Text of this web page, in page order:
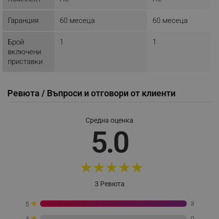
Гаранция 60 месеца 60 месеца
Брой
включени
приставки
1 1
Ревюта / Въпроси и отговори от клиенти
Средна оценка
5.0
★★★★★
3 Ревюта
5 ★ 3